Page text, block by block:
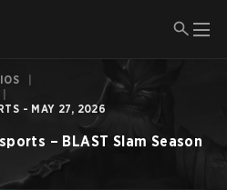
- MAY 27, 2026
– BLAST Slam Season